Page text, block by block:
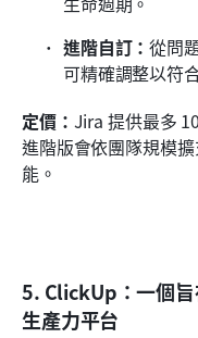
進階自訂：從問
可精確調整以符
定價： Jira 提供最多
進階版會依團隊規模
能。
5. ClickUp：一個
生產力平台